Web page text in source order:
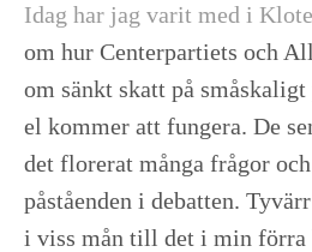
Idag har jag varit med i
om hur Centerpartiets och
om sänkt skatt på
el kommer att fungera. De
det florerat många frågor
påståenden i debatten.
i viss mån till det i min förra